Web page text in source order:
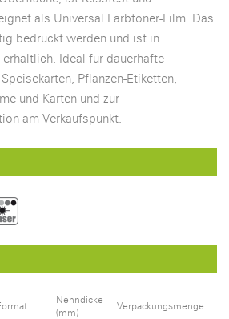
als Universal Farbtoner-Film. Das
bedruckt werden und ist in
Ideal für dauerhafte
Pflanzen-Etiketten,
und Karten und zur
am Verkaufspunkt.
Nenndicke
(mm)
Verpackungsmenge